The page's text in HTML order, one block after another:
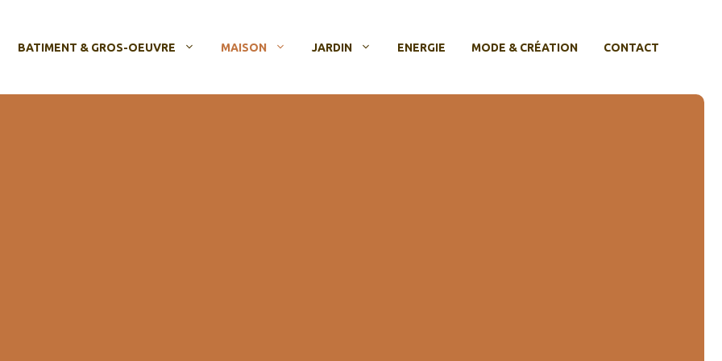
BATIMENT & GROS-OEUVRE MAISON JARDIN ENERGIE MODE & CRÉATION CONTACT